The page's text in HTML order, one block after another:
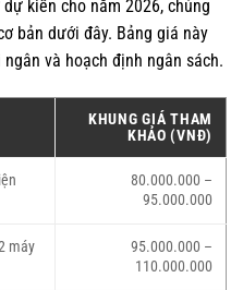
kiến cho năm 2026, chúng
bản dưới đây. Bảng giá này
và hoạch định ngân sách.
KHUNG GIÁ THAM
KHẢO (VNĐ)
80.000.000 –
95.000.000
máy
95.000.000 –
110.000.000